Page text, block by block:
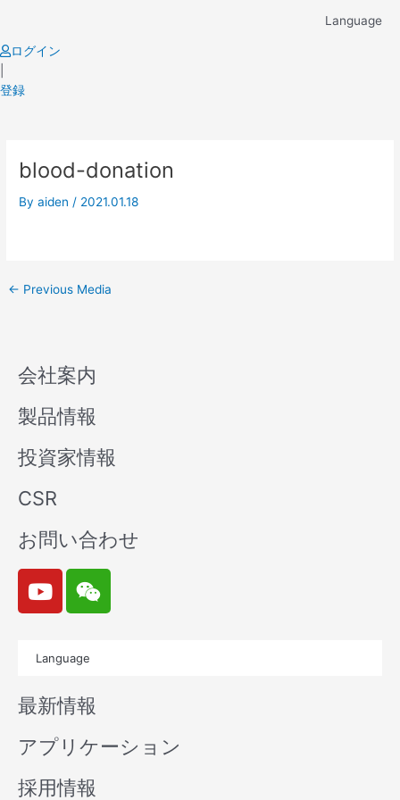
content
Language
ログイン
登録
blood-donation
Byaiden / 2021.01.18
navigation
← Previous Media
会社案内
製品情報
投資家情報
CSR
お問い合わせ
Y
o
u
b
e
W
e
i
n
Language
最新情報
アプリケーション
採用情報